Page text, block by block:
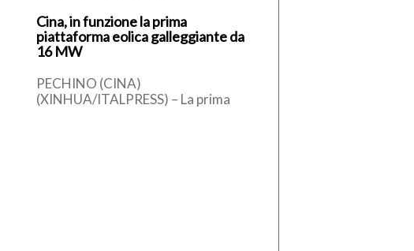
totalmente inadeguata, perchè ci
trovavamo dinanzi a un […]
Cina, in funzione la prima
piattaforma eolica galleggiante da
16 MW
PECHINO (CINA)
(XINHUA/ITALPRESS) – La prima